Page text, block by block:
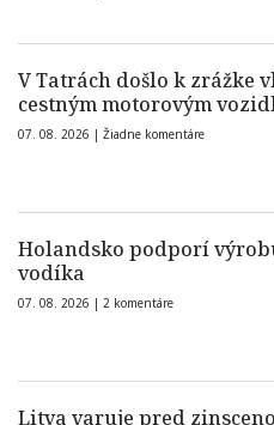
V Tatrách došlo k zrážke
cestným motorovým
07. 08. 2026 | Žiadne komentáre
Holandsko podporí
vodíka
07. 08. 2026 | 2 komentáre
Litva varuje pred